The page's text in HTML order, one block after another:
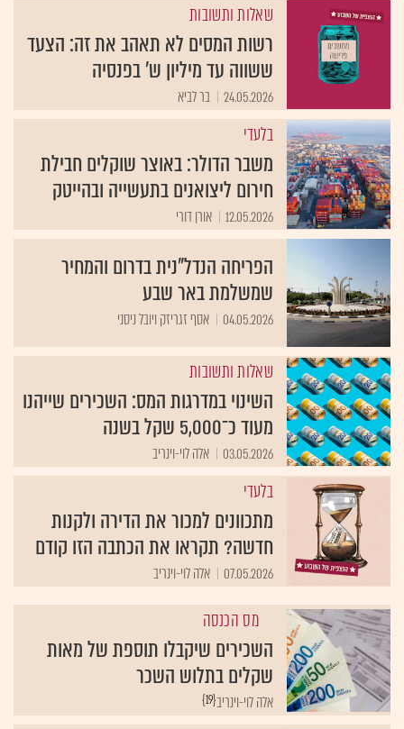
שאלות ותשובות
רשות המסים לא תאהב את זה: הצעד
ששווה עד מיליון ש' בפנסיה
24.05.2026 בר לביא
בלעדי
משבר הדולר: באוצר שוקלים חבילת
חירום ליצואנים בתעשייה ובהייטק
12.05.2026 אורן דורי
הפריחה הנדל"נית בדרום והמחיר
שמשלמת באר שבע
04.05.2026 אסף זגריזק ויובל ניסני
שאלות ותשובות
השינוי במדרגות המס: השכירים שייהנו
מעוד כ־5,000 שקל בשנה
03.05.2026 אלה לוי-וינריב
בלעדי
מתכוונים למכור את הדירה ולקנות
חדשה? תקראו את הכתבה הזו קודם
07.05.2026 אלה לוי-וינריב
מס הכנסה
השכירים שיקבלו תוספת של מאות
שקלים בתלוש השכר
{19}אלה לוי-וינריב